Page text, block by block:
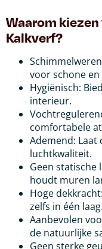
Waarom kiezen
Kalkverf?
voor schone
Hygiënisch:
interieur.
comfortabele
Ademend:
luchtkwaliteit.
Geen
houdt muren
Hoge
zelfs in één laag.
Aanbevolen
de natuurlijke
Geen sterke